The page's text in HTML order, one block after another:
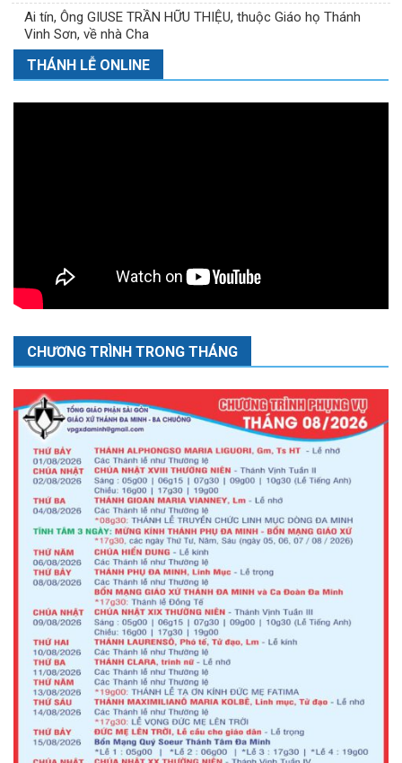
Ai tín, Ông GIUSE TRẦN HỮU THIỆU, thuộc Giáo họ Thánh
Vinh Sơn, về nhà Cha
THÁNH LỄ ONLINE
CHƯƠNG TRÌNH TRONG THÁNG